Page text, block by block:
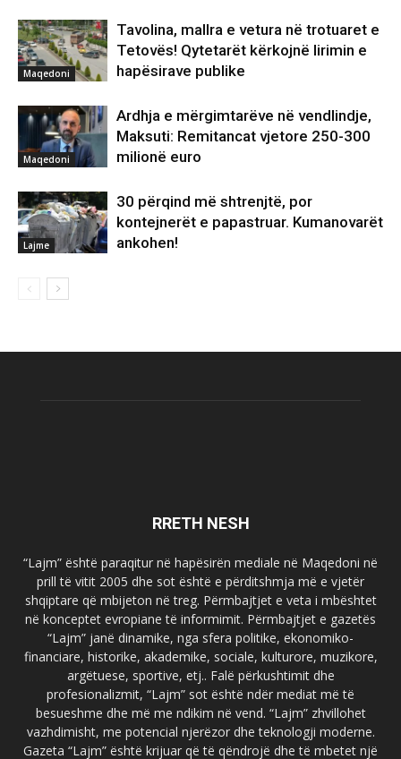
Maqedoni
Tavolina, mallra e vetura në trotuaret e
Tetovës! Qytetarët kërkojnë lirimin e
hapësirave publike
Maqedoni
Ardhja e mërgimtarëve në vendlindje,
Maksuti: Remitancat vjetore 250-300
milionë euro
Lajme
30 përqind më shtrenjtë, por
kontejnerët e papastruar. Kumanovarët
ankohen!
RRETH NESH
“Lajm” është paraqitur në hapësirën mediale në Maqedoni në
prill të vitit 2005 dhe sot është e përditshmja më e vjetër
shqiptare që mbijeton në treg. Përmbajtjet e veta i mbështet
në konceptet evropiane të informimit. Përmbajtjet e gazetës
“Lajm” janë dinamike, nga sfera politike, ekonomiko-
financiare, historike, akademike, sociale, kulturore, muzikore,
argëtuese, sportive, etj.. Falë përkushtimit dhe
profesionalizmit, “Lajm” sot është ndër mediat më të
besueshme dhe më me ndikim në vend. “Lajm” zhvillohet
vazhdimisht, me potencial njerëzor dhe teknologji moderne.
Gazeta “Lajm” është krijuar që të qëndrojë dhe të mbetet një